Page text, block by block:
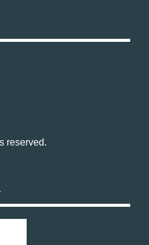
reserved.